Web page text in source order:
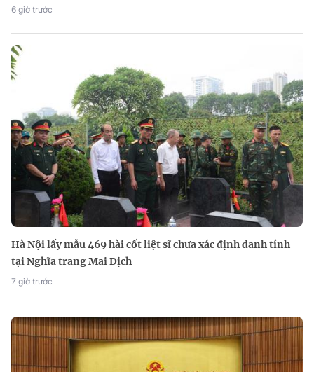
6 giờ trước
Hà Nội lấy mẫu 469 hài cốt liệt sĩ chưa xác định danh tính
tại Nghĩa trang Mai Dịch
7 giờ trước